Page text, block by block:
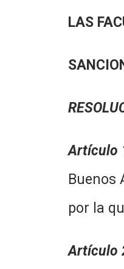
LAS
Artículo
Buenos
por la
Artículo